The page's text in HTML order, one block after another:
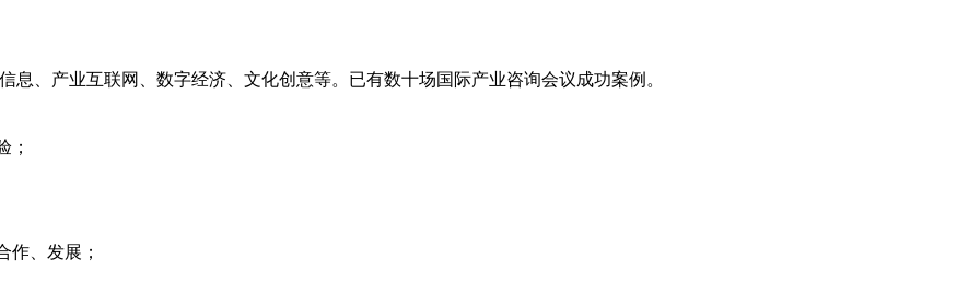
、产业互联网、数字经济、文化创意等。已有数十场国际产业咨询会议成功案例。
；
作、发展；